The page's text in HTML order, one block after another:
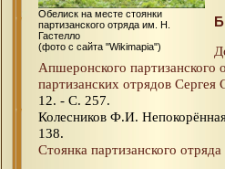
Обелиск на месте стоянки
партизанского отряда им. Н.
Гастелло
(фото с сайта "Wikimapia")
Апшеронского партизанского
партизанских отрядов Сергея
12. - С. 257.
Колесников Ф.И.
138.
Стоянка партизанского